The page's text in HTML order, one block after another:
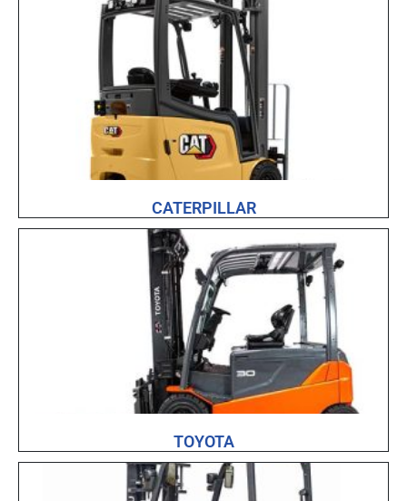
CATERPILLAR
TOYOTA